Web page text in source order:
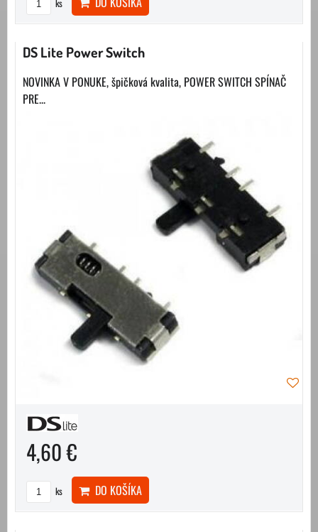
ks
DS Lite Power Switch
NOVINKA V PONUKE, špičková kvalita, POWER SWITCH SPÍNAČ
PRE...
4,60 €
ks DO KOŠÍKA